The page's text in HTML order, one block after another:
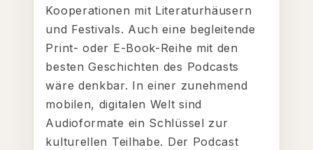
Kooperationen mit Literaturhäusern
und Festivals. Auch eine begleitende
Print- oder E-Book-Reihe mit den
besten Geschichten des Podcasts
wäre denkbar. In einer zunehmend
mobilen, digitalen Welt sind
Audioformate ein Schlüssel zur
kulturellen Teilhabe. Der Podcast